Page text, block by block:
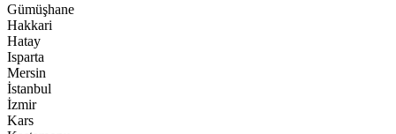
Gümüşhane
Hakkari
Hatay
Isparta
Mersin
İstanbul
İzmir
Kars